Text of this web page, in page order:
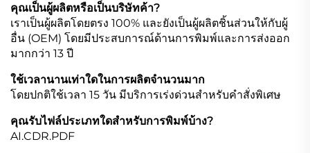
คุณเป็นผู้ผลิตหรือเป็นบริษัทค้า?
เราเป็นผู้ผลิตโดยตรง 100% และยังเป็นผู้ผลิตชิ้นส่วนให้กับผู้
อื่น (OEM) โดยมีประสบการณ์ด้านการพิมพ์และการส่งออก
มากกว่า 13 ปี
ใช้เวลานานเท่าใดในการผลิตจำนวนมาก
โดยปกติใช้เวลา 15 วัน มีบริการเร่งด่วนสำหรับคำสั่งพิเศษ
คุณรับไฟล์ประเภทใดสำหรับการพิมพ์บ้าง?
AI.CDR.PDF